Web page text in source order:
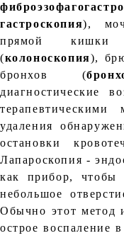
гастроскопия),
прямой кишки
(колоноскопия),
бронхов (
диагностические
удаления
остановки
Лапароскопия -
как прибор, чтобы
небольшое
Обычно этот метод
острое воспаление